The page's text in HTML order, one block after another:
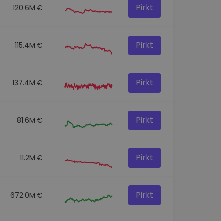
120.6M € Pirkt
115.4M € Pirkt
137.4M € Pirkt
81.6M € Pirkt
11.2M € Pirkt
672.0M € Pirkt